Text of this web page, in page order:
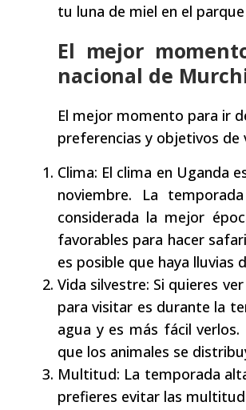
tu luna de miel en el
El mejor
nacional de
El mejor momento para ir
preferencias y objetivos de
Clima: El clima en Uganda
noviembre. La
considerada la mejor
favorables para hacer
es posible que haya
Vida silvestre: Si quieres
para visitar es durante la
agua y es más fácil
que los animales se
Multitud: La temporada
prefieres evitar las